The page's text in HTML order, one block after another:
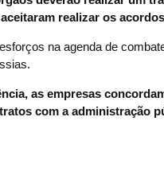
realizar os
na agenda de
as empresas
com a administração